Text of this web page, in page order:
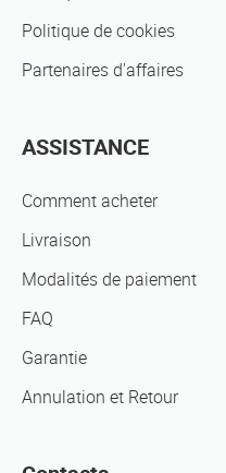
Politique de cookies
Partenaires d'affaires
ASSISTANCE
Comment acheter
Livraison
Modalités de paiement
FAQ
Garantie
Annulation et Retour